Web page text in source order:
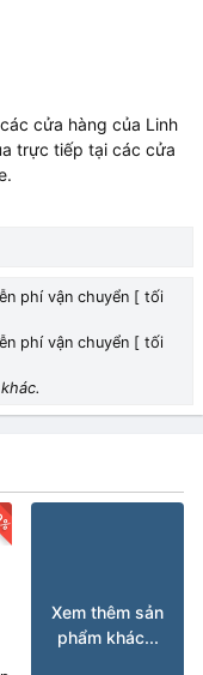
cửa hàng của Linh
trực tiếp tại các cửa
phí vận chuyển [ tối
phí vận chuyển [ tối
Xem thêm sản
phẩm khác...